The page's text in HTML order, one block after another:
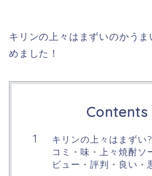
キリンの上々はまずいのかうま
めました！
Contents
キリンの上々はまずい
コミ・味・上々焼酎ソ
ビュー・評判・良い・